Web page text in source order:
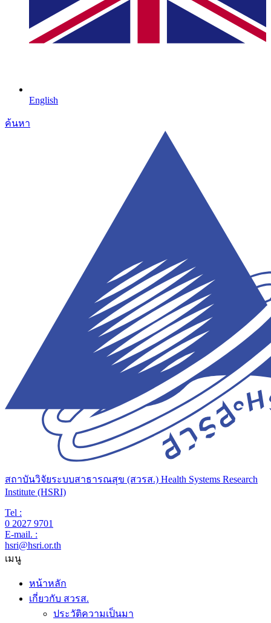
English
ค้นหา
สถาบันวิจัยระบบสาธารณสุข (สวรส.) Health Systems Research
Institute (HSRI)
Tel :
0 2027 9701
E-mail. :
hsri@hsri.or.th
เมนู
หน้าหลัก
เกี่ยวกับ สวรส.
ประวัติความเป็นมา